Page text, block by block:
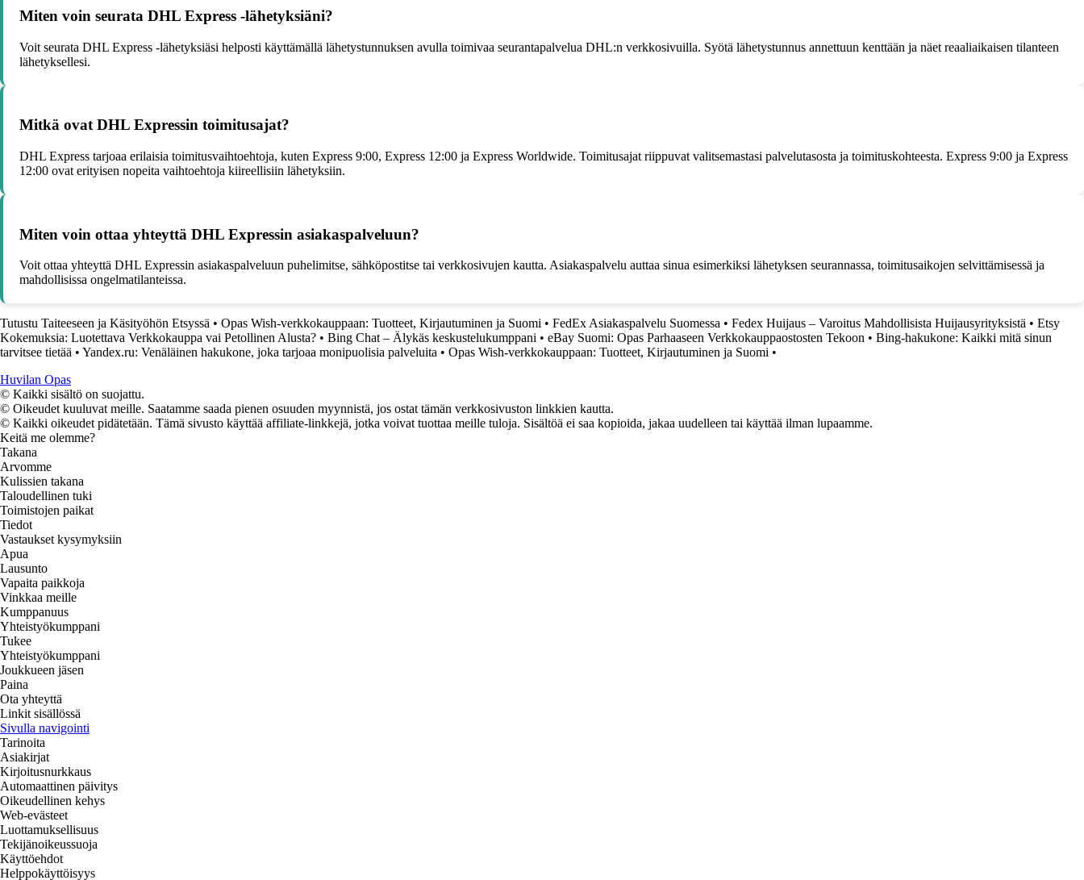
Miten voin seurata DHL Express -lähetyksiäni?
Voit seurata DHL Express -lähetyksiäsi helposti käyttämällä lähetystunnuksen avulla toimivaa seurantapalvelua DHL:n verkkosivuilla. Syötä lähetystunnus annettuun kenttään ja näet reaaliaikaisen tilanteen
lähetyksellesi.
Mitkä ovat DHL Expressin toimitusajat?
DHL Express tarjoaa erilaisia toimitusvaihtoehtoja, kuten Express 9:00, Express 12:00 ja Express Worldwide. Toimitusajat riippuvat valitsemastasi palvelutasosta ja toimituskohteesta. Express 9:00 ja Express
12:00 ovat erityisen nopeita vaihtoehtoja kiireellisiin lähetyksiin.
Miten voin ottaa yhteyttä DHL Expressin asiakaspalveluun?
Voit ottaa yhteyttä DHL Expressin asiakaspalveluun puhelimitse, sähköpostitse tai verkkosivujen kautta. Asiakaspalvelu auttaa sinua esimerkiksi lähetyksen seurannassa, toimitusaikojen selvittämisessä ja
mahdollisissa ongelmatilanteissa.
Tutustu Taiteeseen ja Käsityöhön Etsyssä • Opas Wish-verkkokauppaan: Tuotteet, Kirjautuminen ja Suomi • FedEx Asiakaspalvelu Suomessa • Fedex Huijaus – Varoitus Mahdollisista Huijausyrityksistä • Etsy
Kokemuksia: Luotettava Verkkokauppa vai Petollinen Alusta? • Bing Chat – Älykäs keskustelukumppani • eBay Suomi: Opas Parhaaseen Verkkokauppaostosten Tekoon • Bing-hakukone: Kaikki mitä sinun
tarvitsee tietää • Yandex.ru: Venäläinen hakukone, joka tarjoaa monipuolisia palveluita • Opas Wish-verkkokauppaan: Tuotteet, Kirjautuminen ja Suomi •
Huvilan Opas
© Kaikki sisältö on suojattu.
© Oikeudet kuuluvat meille. Saatamme saada pienen osuuden myynnistä, jos ostat tämän verkkosivuston linkkien kautta.
© Kaikki oikeudet pidätetään. Tämä sivusto käyttää affiliate-linkkejä, jotka voivat tuottaa meille tuloja. Sisältöä ei saa kopioida, jakaa uudelleen tai käyttää ilman lupaamme.
Keitä me olemme?
Takana
Arvomme
Kulissien takana
Taloudellinen tuki
Toimistojen paikat
Tiedot
Vastaukset kysymyksiin
Apua
Lausunto
Vapaita paikkoja
Vinkkaa meille
Kumppanuus
Yhteistyökumppani
Tukee
Yhteistyökumppani
Joukkueen jäsen
Paina
Ota yhteyttä
Linkit sisällössä
Sivulla navigointi
Tarinoita
Asiakirjat
Kirjoitusnurkkaus
Automaattinen päivitys
Oikeudellinen kehys
Web-evästeet
Luottamuksellisuus
Tekijänoikeussuoja
Käyttöehdot
Helppokäyttöisyys